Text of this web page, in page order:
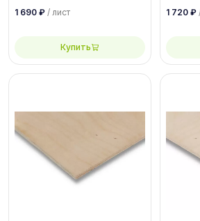
1 690 ₽ / лист
Купить
1 720 ₽